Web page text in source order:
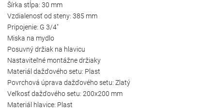
Šírka stĺpa: 30 mm
Vzdialenosť od steny: 385 mm
Pripojenie: G 3/4"
Miska na mydlo
Posuvný držiak na hlavicu
Nastaviteľné montážne držiaky
Materiál dažďového setu: Plast
Povrchová úprava dažďového setu: Zlatý
Veľkosť dažďového setu: 200x200 mm
Materiál hlavice: Plast